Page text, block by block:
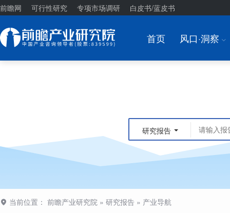
前瞻网 可行性研究 专项市场调研 白皮书/蓝皮书
首页 风口·洞察 I
研究报告
当前位置： 前瞻产业研究院 » 研究报告 » 产业导航